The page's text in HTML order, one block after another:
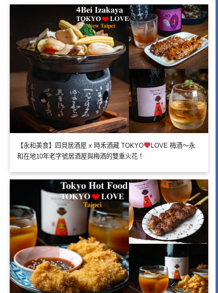
【永和美食】四貝居酒屋 x 時禾酒藏 TOKYO
LOVE 梅酒～永
和在地10年老字號居酒屋與梅酒的雙重火花！